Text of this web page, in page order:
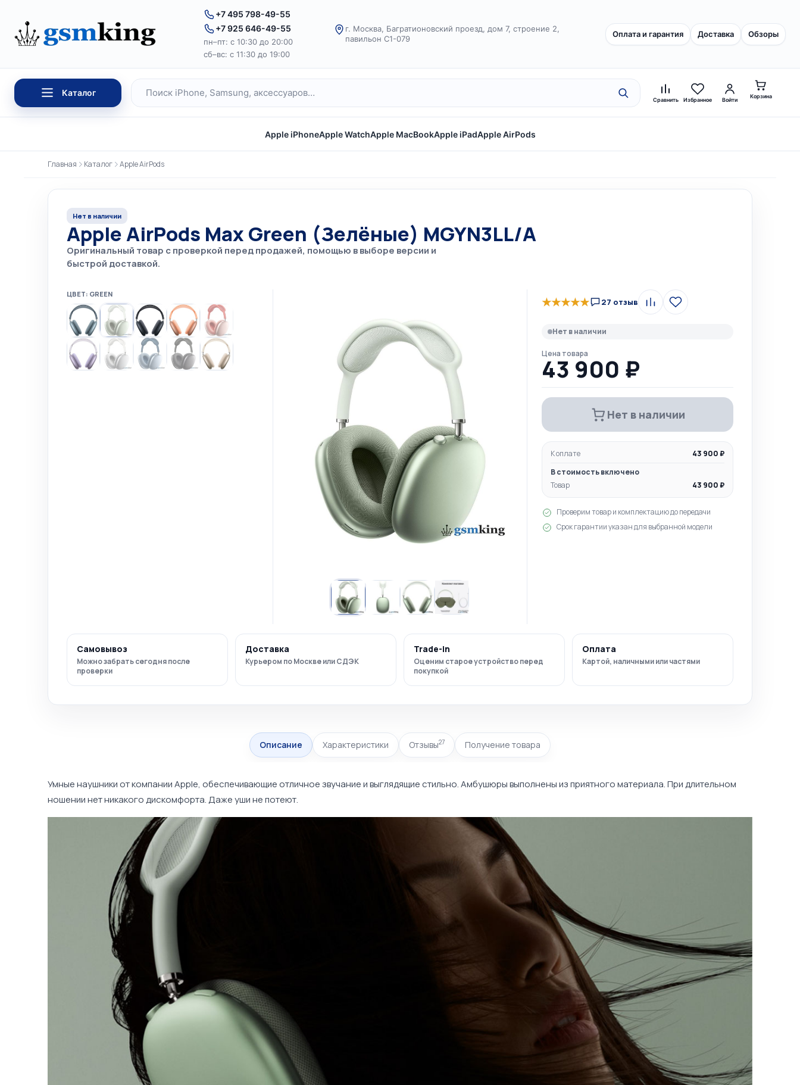
+7 495 798-49-55
+7 925 646-49-55
пн–пт: с 10:30 до 20:00
сб–вс: с 11:30 до 19:00
г. Москва, Багратионовский проезд, дом 7, строение 2,
павильон С1-079
Оплата и гарантия Доставка Обзоры
Каталог
Поиск по каталогу Сравнить Избранное Войти
Корзина
Apple iPhoneApple WatchApple MacBookApple iPadApple AirPods
Главная Каталог Apple AirPods
Нет в наличии
Apple AirPods Max Green (Зелёные) MGYN3LL/A
Оригинальный товар с проверкой перед продажей, помощью в выборе версии и
быстрой доставкой.
ЦВЕТ: GREEN
★★★★★ 27 отзыв Сравнить
В
избранное
Нет в наличии
Цена товара
43 900 ₽
Нет в наличии
К оплате
43 900 ₽
В стоимость включено
Товар
43 900 ₽
Проверим товар и комплектацию до передачи
Срок гарантии указан для выбранной модели
Самовывоз
Можно забрать сегодня после
проверки
Доставка
Курьером по Москве или СДЭК
Trade-in
Оценим старое устройство перед
покупкой
Оплата
Картой, наличными или частями
Описание Характеристики Отзывы27 Получение товара
Умные наушники от компанииApple, обеспечивающие отличное звучание и выглядящие стильно. Амбушюры выполнены из приятного материала. При длительном
ношении нет никакого дискомфорта. Даже уши не потеют.